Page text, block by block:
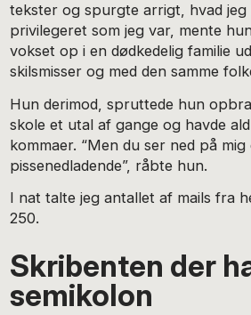
tekster og spurgte arrigt, hvad jeg
privilegeret som jeg var, mente
vokset op i en dødkedelig familie
skilsmisser og med den samme
Hun derimod, spruttede hun
skole et utal af gange og havde
kommaer. “Men du ser ned på
pissenedladende”, råbte hun.
I nat talte jeg antallet af mails fra
250.
Skribenten der
semikolon